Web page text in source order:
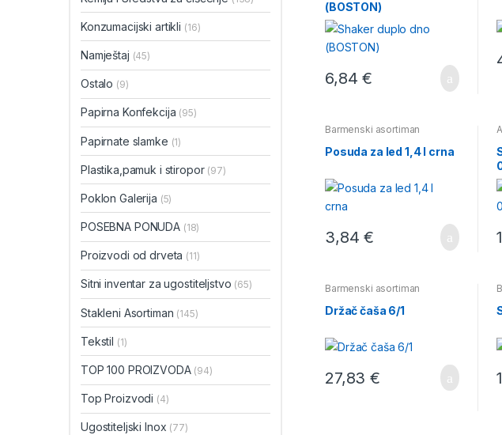
(BOSTON)
6,84€
Barmenski asortiman
Posuda za led 1,4 l crna
3,84€
Barmenski asortiman
Držač čaša 6/1
27,83€
Konzumacijski artikli (16)
Namještaj (45)
Ostalo (9)
Papirna Konfekcija (95)
Papirnate slamke (1)
Plastika,pamuk i stiropor (97)
Poklon Galerija (5)
POSEBNA PONUDA (18)
Proizvodi od drveta (11)
Sitni inventar za ugostiteljstvo (65)
Stakleni Asortiman (145)
Tekstil (1)
TOP 100 PROIZVODA (94)
Top Proizvodi (4)
Ugostiteljski Inox (77)